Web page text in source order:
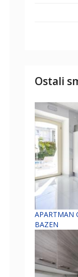
Ostali
APARTMAN
BAZEN